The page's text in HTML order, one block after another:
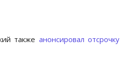
также анонсировал отсрочку